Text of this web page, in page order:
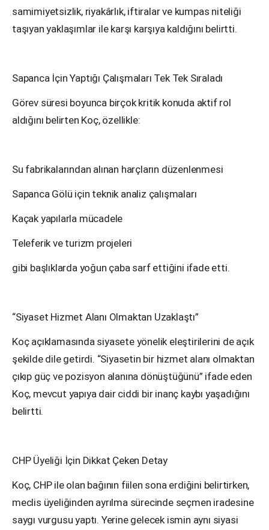
samimiyetsizlik, riyakârlık, iftiralar ve kumpas niteliği
taşıyan yaklaşımlar ile karşı karşıya kaldığını belirtti.
Sapanca İçin Yaptığı Çalışmaları Tek Tek Sıraladı
Görev süresi boyunca birçok kritik konuda aktif rol
aldığını belirten Koç, özellikle:
Su fabrikalarından alınan harçların düzenlenmesi
Sapanca Gölü için teknik analiz çalışmaları
Kaçak yapılarla mücadele
Teleferik ve turizm projeleri
gibi başlıklarda yoğun çaba sarf ettiğini ifade etti.
“Siyaset Hizmet Alanı Olmaktan Uzaklaştı”
Koç açıklamasında siyasete yönelik eleştirilerini de açık
şekilde dile getirdi. “Siyasetin bir hizmet alanı olmaktan
çıkıp güç ve pozisyon alanına dönüştüğünü” ifade eden
Koç, mevcut yapıya dair ciddi bir inanç kaybı yaşadığını
belirtti.
CHP Üyeliği İçin Dikkat Çeken Detay
Koç, CHP ile olan bağının fiilen sona erdiğini belirtirken,
meclis üyeliğinden ayrılma sürecinde seçmen iradesine
saygı vurgusu yaptı. Yerine gelecek ismin aynı siyasi